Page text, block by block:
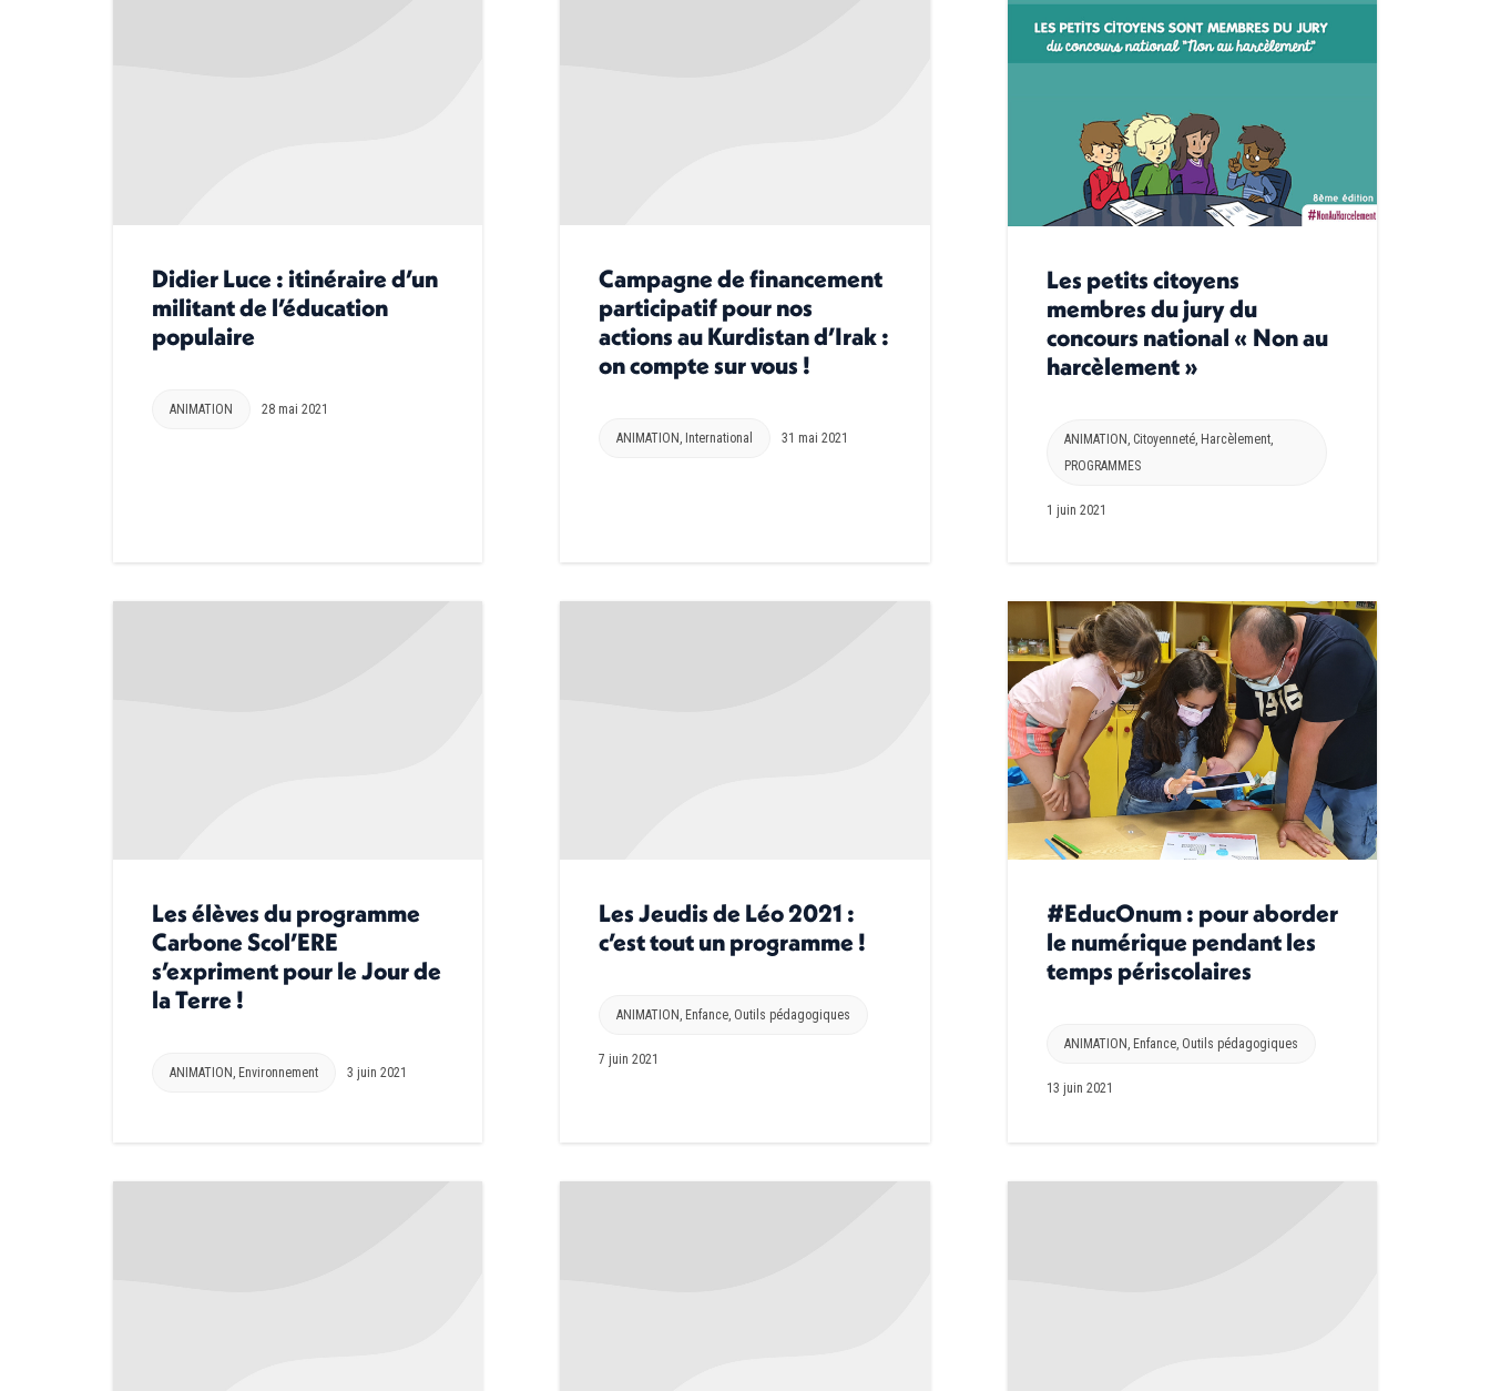
Didier Luce : itinéraire d’un
militant de l’éducation
populaire
ANIMATION 28 mai 2021
Campagne de financement
participatif pour nos
actions au Kurdistan d’Irak :
on compte sur vous !
ANIMATION , International 31 mai 2021
Les petits citoyens
membres du jury du
concours national « Non au
harcèlement »
ANIMATION Citoyenneté, Harcèlement,
PROGRAMMES
1 juin 2021
Les élèves du programme
Carbone Scol’ERE
s’expriment pour le Jour de
la Terre !
ANIMATION, Environnement 3 juin 2021
Les Jeudis de Léo 2021 :
c’est tout un programme !
ANIMATION, Enfance, Outils pédagogiques
7 juin 2021
#EducOnum : pour aborder
le numérique pendant les
temps périscolaires
ANIMATION , Enfance, Outils pédagogiques
13 juin 2021